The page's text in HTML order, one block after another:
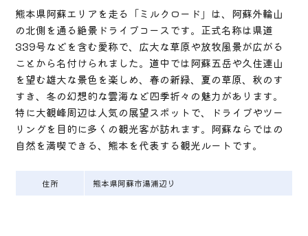
熊本県阿蘇エリアを走る「ミルクロード」は、阿蘇外輪山
の北側を通る絶景ドライブコースです。正式名称は県道
339号などを含む愛称で、広大な草原や放牧風景が広がる
ことから名付けられました。道中では阿蘇五岳や久住連山
を望む雄大な景色を楽しめ、春の新緑、夏の草原、秋のす
すき、冬の幻想的な雲海など四季折々の魅力があります。
特に大観峰周辺は人気の展望スポットで、ドライブやツー
リングを目的に多くの観光客が訪れます。阿蘇ならではの
自然を満喫できる、熊本を代表する観光ルートです。
住所 熊本県阿蘇市湯浦辺り